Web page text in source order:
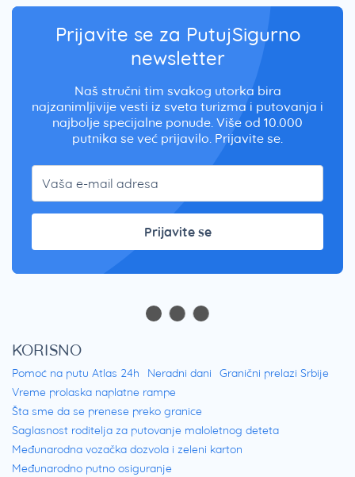
Prijavite se za PutujSigurno
newsletter
Naš stručni tim svakog utorka bira
najzanimljivije vesti iz sveta turizma i putovanja i
najbolje specijalne ponude. Više od 10.000
putnika se već prijavilo. Prijavite se.
Prijavite se
KORISNO
Pomoć na putu Atlas 24h Neradni dani
Granični prelazi Srbije
Vreme prolaska naplatne rampe
Šta sme da se prenese preko granice
Saglasnost roditelja za putovanje maloletnog deteta
Međunarodna vozačka dozvola i zeleni karton
Međunarodno putno osiguranje